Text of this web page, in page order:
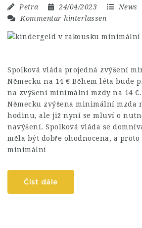
Petra 24/04/2023
News
Kommentar hinterlassen
Spolková vláda projedná zvýšení
Německu na 14 € Během léta bude
na zvýšení minimální mzdy na 14
Německu zvýšena minimální mzda
hodinu, ale již nyní se mluví o
navýšení. Spolková vláda se
měla být dobře ohodnocena, a
minimální
Číst dále